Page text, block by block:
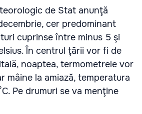
de Stat anunţă
cer predominant
cuprinse între minus 5 şi
În centrul ţării vor fi de
noaptea, termometrele vor
mâine la amiază, temperatura
Pe drumuri se va menţine